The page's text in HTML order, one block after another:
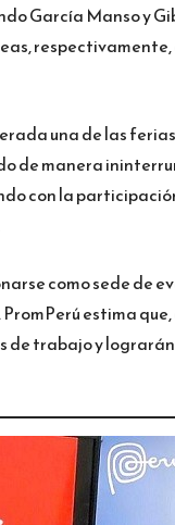
García Manso y
una de las
de manera
con la
como sede de
estima
trabajo y